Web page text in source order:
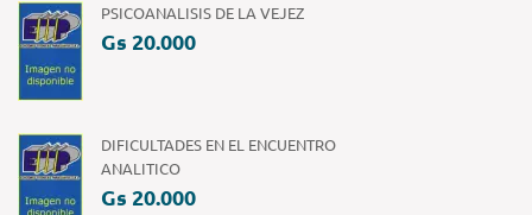
PSICOANALISIS DE LA VEJEZ
Gs 20.000
DIFICULTADES EN EL ENCUENTRO
ANALITICO
Gs 20.000